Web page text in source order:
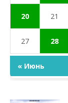
20 21
27 28
« Июнь